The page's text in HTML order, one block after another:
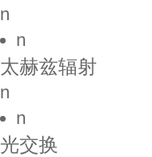
n
n
太赫兹辐射
n
n
光交换